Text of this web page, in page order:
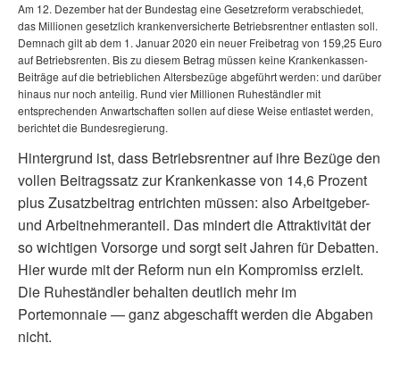
Am 12. Dezember hat der Bundestag eine Gesetzreform verabschiedet,
das Millionen gesetzlich krankenversicherte Betriebsrentner entlasten soll.
Demnach gilt ab dem 1. Januar 2020 ein neuer Freibetrag von 159,25 Euro
auf Betriebsrenten. Bis zu diesem Betrag müssen keine Krankenkassen-
Beiträge auf die betrieblichen Altersbezüge abgeführt werden: und darüber
hinaus nur noch anteilig. Rund vier Millionen Ruheständler mit
entsprechenden Anwartschaften sollen auf diese Weise entlastet werden,
berichtet die Bundesregierung.
Hintergrund ist, dass Betriebsrentner auf ihre Bezüge den
vollen Beitragssatz zur Krankenkasse von 14,6 Prozent
plus Zusatzbeitrag entrichten müssen: also Arbeitgeber-
und Arbeitnehmeranteil. Das mindert die Attraktivität der
so wichtigen Vorsorge und sorgt seit Jahren für Debatten.
Hier wurde mit der Reform nun ein Kompromiss erzielt.
Die Ruheständler behalten deutlich mehr im
Portemonnaie — ganz abgeschafft werden die Abgaben
nicht.